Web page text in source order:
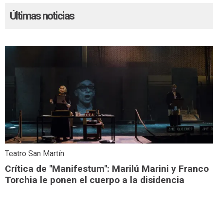
Últimas noticias
Teatro San Martín
Crítica de "Manifestum": Marilú Marini y Franco
Torchia le ponen el cuerpo a la disidencia